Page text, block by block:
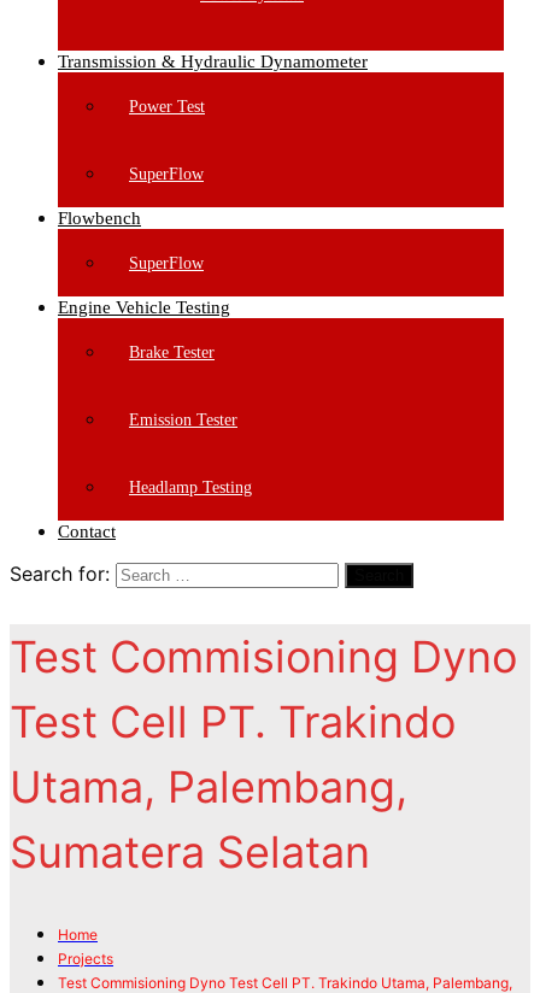
Transmission & Hydraulic Dynamometer
Power Test
SuperFlow
Flowbench
SuperFlow
Engine Vehicle Testing
Brake Tester
Emission Tester
Headlamp Testing
Contact
Search for:
Test Commisioning Dyno
Test Cell PT. Trakindo
Utama, Palembang,
Sumatera Selatan
Home
Projects
Test Commisioning Dyno Test Cell PT. Trakindo Utama, Palembang,